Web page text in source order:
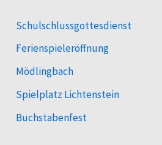
Schulschlussgottesdienst
Ferienspieleröffnung
Mödlingbach
Spielplatz Lichtenstein
Buchstabenfest